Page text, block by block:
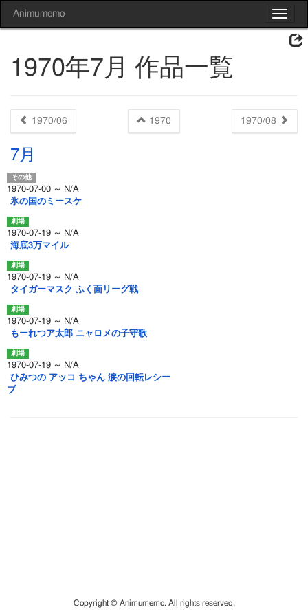
Toggle
Animumemo
1970年7月 作品一覧
1970/06 1970 1970/08
7月
1970-07-00 ～ N/A
氷の国のミースケ
1970-07-19 ～ N/A
海底3万マイル
1970-07-19 ～ N/A
タイガーマスク ふく面リーグ戦
1970-07-19 ～ N/A
もーれつア太郎 ニャロメの子守歌
1970-07-19 ～ N/A
ひみつの アッコ ちゃん 涙の回転レシー
ブ
Copyright © Animumemo. All rights reserved.